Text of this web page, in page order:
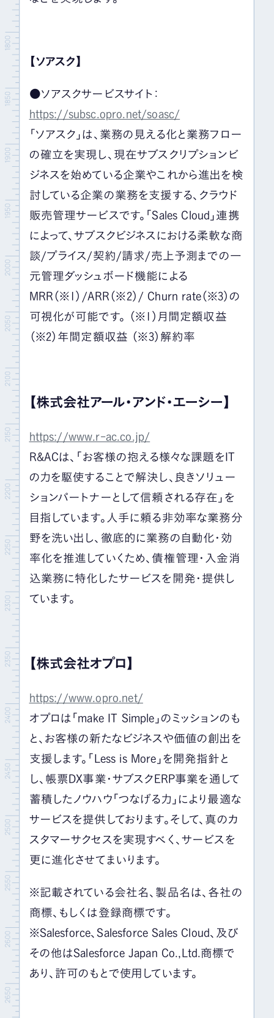
【ソアスク】
●ソアスクサービスサイト：
https://subsc.opro.net/soasc/
「ソアスク」は、業務の見える化と業務フロー
の確立を実現し、現在サブスクリプションビ
ジネスを始めている企業やこれから進出を検
討している企業の業務を支援する、クラウド
販売管理サービスです。「Sales Cloud」連携
によって、サブスクビジネスにおける柔軟な商
談/プライス/契約/請求/売上予測までの一
元管理ダッシュボード機能による
MRR（※1）/ARR（※2）/ Churn rate（※3）の
可視化が可能です。 （※1）月間定額収益
（※2）年間定額収益 （※3）解約率
【株式会社アール・アンド・エーシー】
https://www.r-ac.co.jp/
R&ACは、「お客様の抱える様々な課題をIT
の力を駆使することで解決し、良きソリュー
ションパートナーとして信頼される存在」を
目指しています。人手に頼る非効率な業務分
野を洗い出し、徹底的に業務の自動化・効
率化を推進していくため、債権管理・入金消
込業務に特化したサービスを開発・提供し
ています。
【株式会社オプロ】
https://www.opro.net/
オプロは「make IT Simple」のミッションのも
と、お客様の新たなビジネスや価値の創出を
支援します。「Less is More」を開発指針と
し、帳票DX事業・サブスクERP事業を通して
蓄積したノウハウ「つなげる力」により最適な
サービスを提供しております。そして、真のカ
スタマーサクセスを実現すべく、サービスを
更に進化させてまいります。
※記載されている会社名、製品名は、各社の
商標、もしくは登録商標です。
※Salesforce、Salesforce Sales Cloud、及び
その他はSalesforce Japan Co.,Ltd.商標で
あり、許可のもとで使用しています。